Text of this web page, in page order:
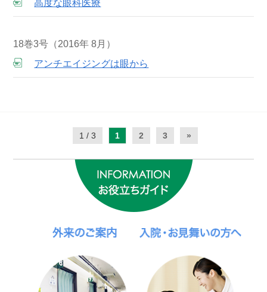
高度な眼科医療
18巻3号（2016年 8月）
アンチエイジングは眼から
1 / 3 1 2 3 »